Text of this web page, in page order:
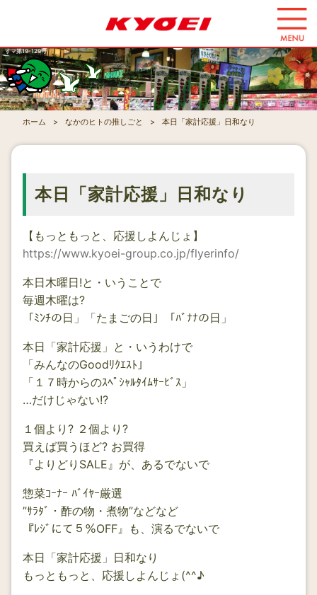
テ
ン
ツ
へ
ス
すマ第19-129号
ホーム なかのヒトの推しごと 本日「家計応援」日和なり
本日「家計応援」日和なり
【もっともっと、応援しよんじょ】
https://www.kyoei-group.co.jp/flyerinfo/
本日木曜日!と・いうことで
毎週木曜は?
「ﾐﾝﾁの日」「たまごの日」「ﾊﾞﾅﾅの日」
本日「家計応援」と・いうわけで
「みんなのGoodﾘｸｴｽﾄ」
「１７時からのｽﾍﾟｼｬﾙﾀｲﾑｻｰﾋﾞｽ」
…だけじゃない!?
１個より? ２個より?
買えば買うほど? お買得
『よりどりSALE』が、あるでないで
惣菜ｺｰﾅｰ ﾊﾞｲﾔｰ厳選
”ｻﾗﾀﾞ・酢の物・煮物”などなど
『ﾚｼﾞにて５％OFF』も、演るでないで
本日「家計応援」日和なり
もっともっと、応援しよんじょ(^^♪